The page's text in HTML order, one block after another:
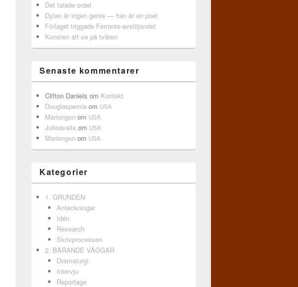
Det talade ordet
Dylan är ingen genre — han är en poet
Förlaget triggade Ferrante-avslöjandet
Konsten att se på tvären
Senaste kommentarer
Clifton Daniels om Kontakt
Douglaspemia om USA
Mariongon om USA
Julioavaila om USA
Mariongon om USA
Kategorier
1. GRUNDEN
Anteckningar
Idén
Research
Skrivprocessen
2. BÄRANDE VÄGGAR
Dramaturgi
Intervju
Reportage